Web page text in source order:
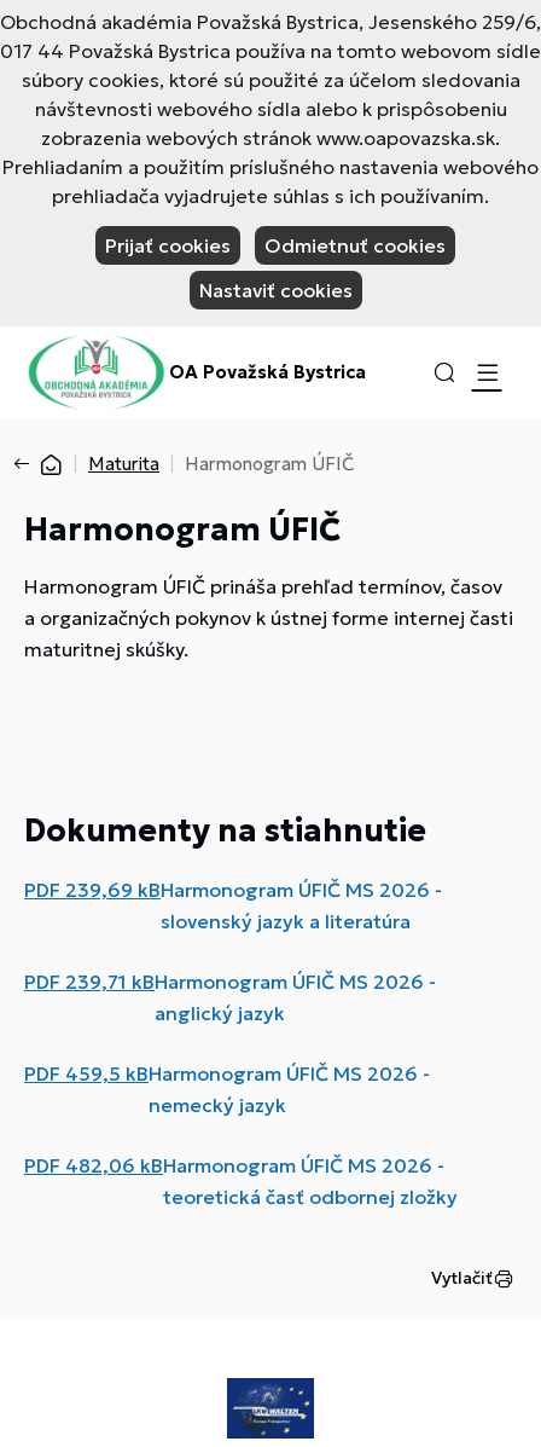
Obchodná akadémia Považská Bystrica, Jesenského 259/6,
017 44 Považská Bystrica používa na tomto webovom sídle
súbory cookies, ktoré sú použité za účelom sledovania
návštevnosti webového sídla alebo k prispôsobeniu
zobrazenia webových stránok www.oapovazska.sk.
Prehliadaním a použitím príslušného nastavenia webového
prehliadača vyjadrujete súhlas s ich používaním.
Prijať cookies
Odmietnuť cookies
Nastaviť cookies
OA Považská Bystrica
Maturita Harmonogram ÚFIČ
Harmonogram ÚFIČ
Harmonogram ÚFIČ prináša prehľad termínov, časov
a organizačných pokynov k ústnej forme internej časti
maturitnej skúšky.
Dokumenty na stiahnutie
PDF 239,69 kBHarmonogram ÚFIČ MS 2026 -
slovenský jazyk a literatúra
PDF 239,71 kBHarmonogram ÚFIČ MS 2026 -
anglický jazyk
PDF 459,5 kBHarmonogram ÚFIČ MS 2026 -
nemecký jazyk
PDF 482,06 kBHarmonogram ÚFIČ MS 2026 -
teoretická časť odbornej zložky
Vytlačiť